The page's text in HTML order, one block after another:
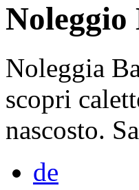
Noleggio
Noleggia
scopri
nascosto.
de